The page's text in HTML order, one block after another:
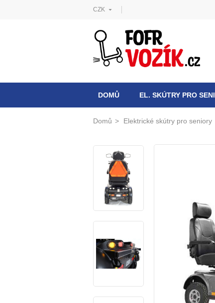
CZK 
DOMŮ EL. SKÚTRY PRO
Domů Elektrické skútry pro seniory